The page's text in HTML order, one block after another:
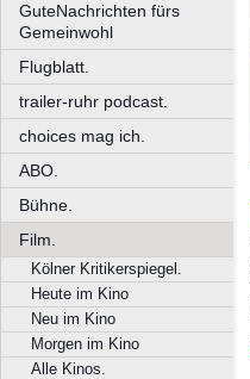
GuteNachrichten fürs
Gemeinwohl
Flugblatt.
trailer-ruhr podcast.
choices mag ich.
ABO.
Bühne.
Film.
Kölner Kritikerspiegel.
Heute im Kino
Neu im Kino
Morgen im Kino
Alle Kinos.